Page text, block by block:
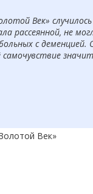
Век»
рассеянной, не
с деменцией.
Век»